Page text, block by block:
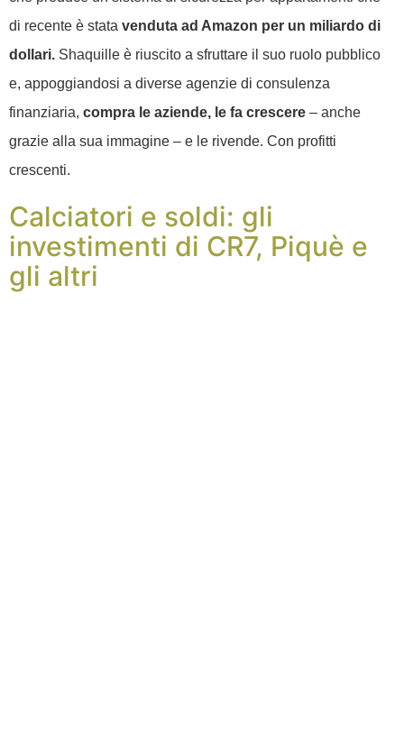
di recente è stata venduta ad Amazon per un miliardo di
dollari. Shaquille è riuscito a sfruttare il suo ruolo pubblico
e, appoggiandosi a diverse agenzie di consulenza
finanziaria, compra le aziende, le fa crescere – anche
grazie alla sua immagine – e le rivende. Con profitti
crescenti.
Calciatori e soldi: gli
investimenti di CR7, Piquè e
gli altri